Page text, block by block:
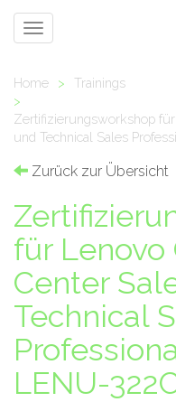
Toggle
Home >
Trainings
>
Zertifizierungsworkshop
und Technical Sales
Zurück zur Übersicht
für Lenovo
Center
Technical
LENU-